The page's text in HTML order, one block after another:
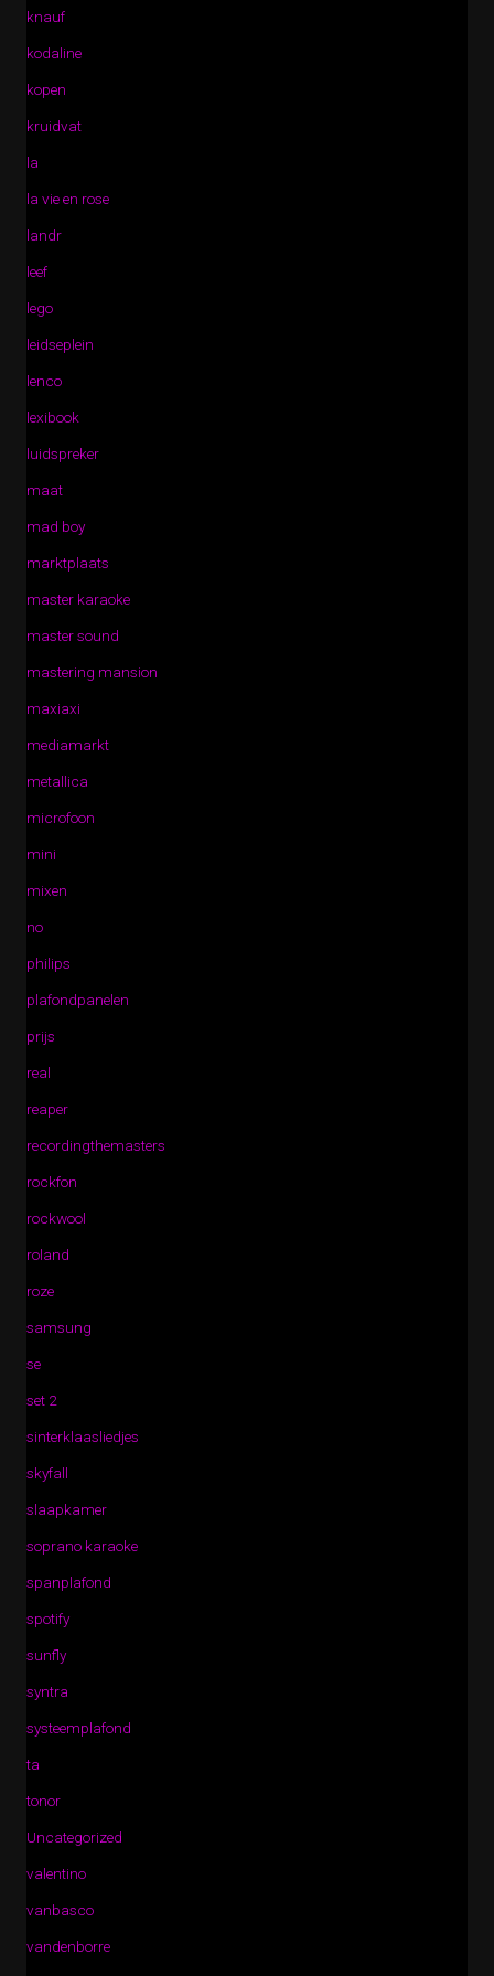
knauf
kodaline
kopen
kruidvat
la
la vie en rose
landr
leef
lego
leidseplein
lenco
lexibook
luidspreker
maat
mad boy
marktplaats
master karaoke
master sound
mastering mansion
maxiaxi
mediamarkt
metallica
microfoon
mini
mixen
no
philips
plafondpanelen
prijs
real
reaper
recordingthemasters
rockfon
rockwool
roland
roze
samsung
se
set 2
sinterklaasliedjes
skyfall
slaapkamer
soprano karaoke
spanplafond
spotify
sunfly
syntra
systeemplafond
ta
tonor
Uncategorized
valentino
vanbasco
vandenborre